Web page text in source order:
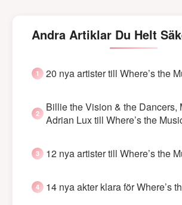
Andra Artiklar Du Helt
20 nya artister till Where’s the
Billie the Vision & the Dancers,
Adrian Lux till Where’s the
12 nya artister till Where’s the
14 nya akter klara för Where’s